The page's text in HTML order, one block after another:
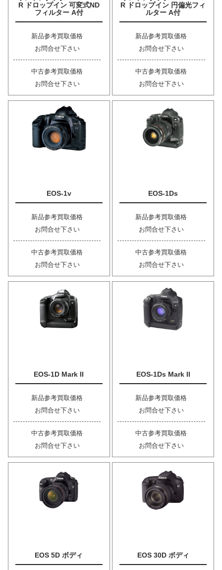
R ドロップイン 可変式ND
フィルター A付
新品参考買取価格
お問合せ下さい
中古参考買取価格
お問合せ下さい
R ドロップイン 円偏光フィ
ルター A付
新品参考買取価格
お問合せ下さい
中古参考買取価格
お問合せ下さい
EOS-1v
新品参考買取価格
お問合せ下さい
中古参考買取価格
お問合せ下さい
EOS-1Ds
新品参考買取価格
お問合せ下さい
中古参考買取価格
お問合せ下さい
EOS-1D Mark II
新品参考買取価格
お問合せ下さい
中古参考買取価格
お問合せ下さい
EOS-1Ds Mark II
新品参考買取価格
お問合せ下さい
中古参考買取価格
お問合せ下さい
EOS 5D ボディ EOS 30D ボディ